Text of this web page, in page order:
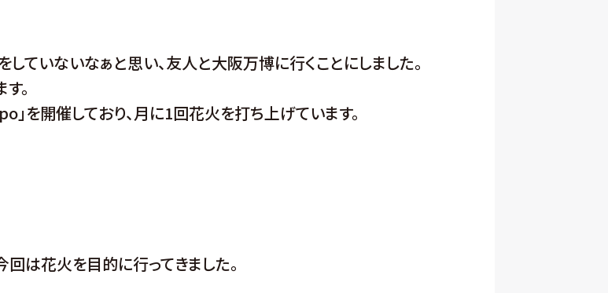
ていないなぁと思い、友人と大阪万博に行くことにしました。
。
を開催しており、月に1回花火を打ち上げています。
は花火を目的に行ってきました。